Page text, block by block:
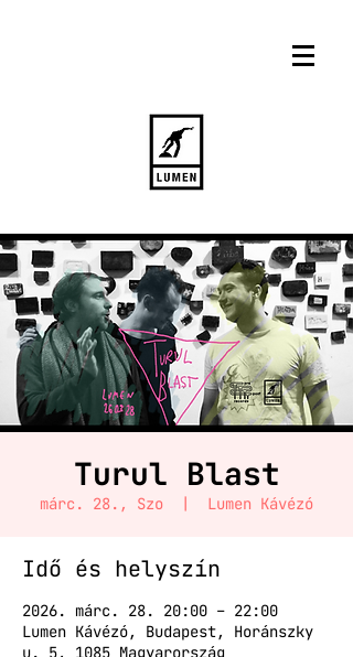
Turul Blast
márc. 28., Szo
  |
Lumen Kávézó
Idő és helyszín
2026. márc. 28. 20:00 – 22:00
Lumen Kávézó, Budapest, Horánszky
u. 5, 1085 Magyarország